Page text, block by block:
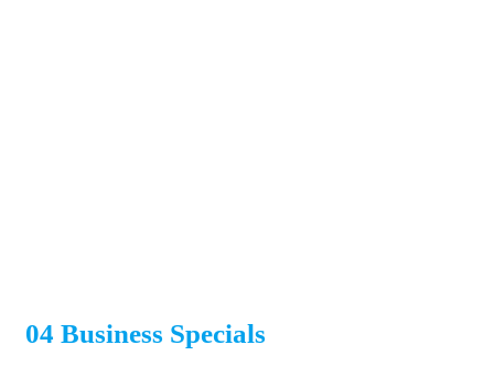
04 Business Specials